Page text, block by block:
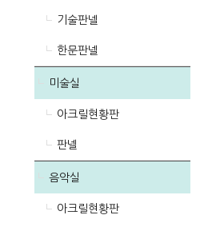
기술판넬
한문판넬
미술실
아크릴현황판
판넬
음악실
아크릴현황판